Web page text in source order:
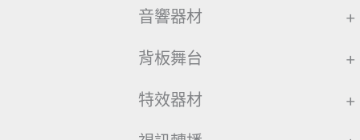
音響器材 +
背板舞台 +
特效器材 +